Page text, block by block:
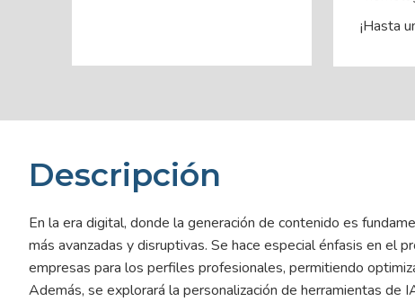
¡Hasta
Descripción
En la era digital, donde la generación de contenido es
más avanzadas y disruptivas. Se hace especial énfasis en el
empresas para los perfiles profesionales, permitiendo
Además, se explorará la personalización de herramientas de